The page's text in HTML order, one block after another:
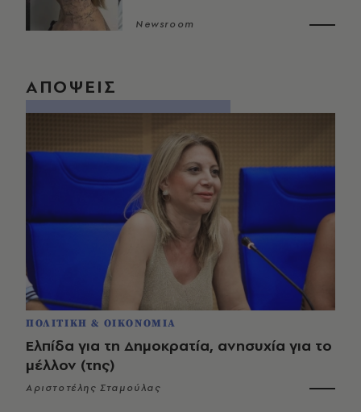
Newsroom
ΑΠΟΨΕΙΣ
ΠΟΛΙΤΙΚΗ & ΟΙΚΟΝΟΜΙΑ
Ελπίδα για τη Δημοκρατία, ανησυχία για το
μέλλον (της)
Αριστοτέλης Σταμούλας